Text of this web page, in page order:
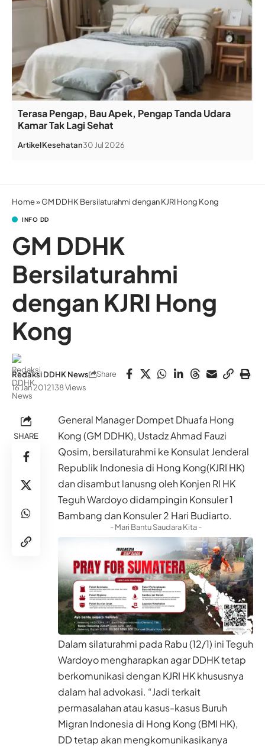
Terasa Pengap, Bau Apek, Pengap Tanda Udara
Kamar Tak Lagi Sehat
ArtikelKesehatan30 Jul 2026
Home»GM DDHK Bersilaturahmi dengan KJRI Hong Kong
INFO DD
GM DDHK
Bersilaturahmi
dengan KJRI Hong
Kong
Redaksi DDHK News
16 Jan 2012138 Views
Share
SHARE
General Manager Dompet Dhuafa Hong
Kong (GM DDHK), Ustadz Ahmad Fauzi
Qosim, bersilaturahmi ke Konsulat Jenderal
Republik Indonesia di Hong Kong(KJRI HK)
dan disambut lanusng oleh Konjen RI HK
Teguh Wardoyo didampingin Konsuler 1
Bambang dan Konsuler 2 Hari Budiarto.
- Mari Bantu Saudara Kita -
Dalam silaturahmi pada Rabu (12/1) ini Teguh
Wardoyo mengharapkan agar DDHK tetap
berkomunikasi dengan KJRI HK khususnya
dalam hal advokasi. “Jadi terkait
permasalahan atau kasus-kasus Buruh
Migran Indonesia di Hong Kong (BMI HK),
DD tetap akan mengkomunikasikanya